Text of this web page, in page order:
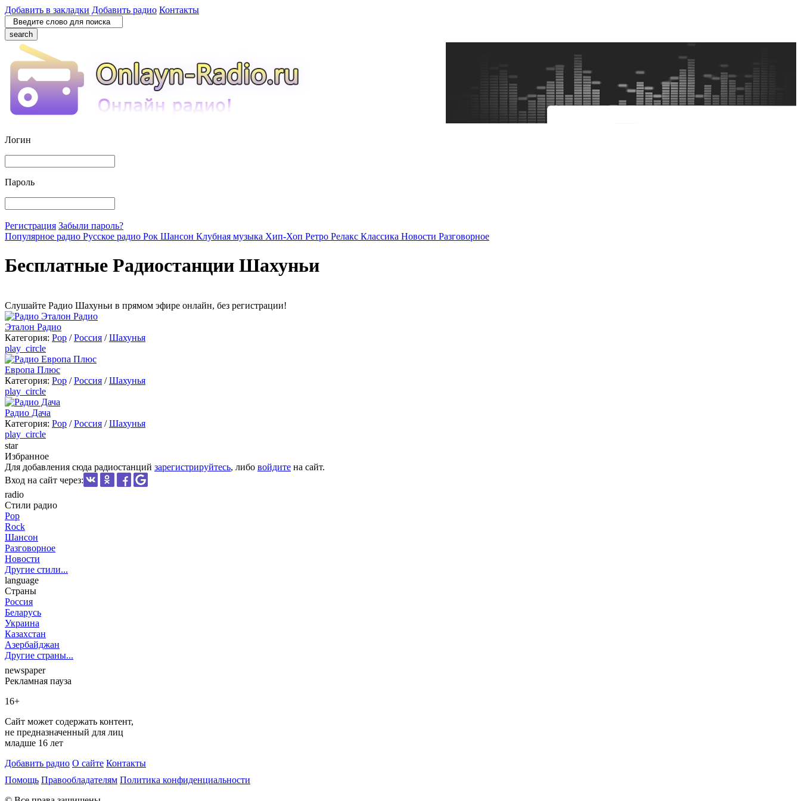
Добавить в закладки Добавить радио Контакты
search
Логин
Пароль
Регистрация Забыли пароль?
Популярное радио Русское радио Рок Шансон Клубная музыка Хип-Хоп Ретро Релакс Классика Новости Разговорное
Бесплатные Радиостанции Шахуньи
Cлушайте Радио Шахуньи в прямом эфире онлайн, без регистрации!
Эталон Радио
Категория: Pop /Россия /Шахунья
play_circle
Европа Плюс
Категория: Pop /Россия /Шахунья
play_circle
Радио Дача
Категория: Pop /Россия /Шахунья
play_circle
star
Избранное
Для добавления сюда радиостанций зарегистрируйтесь, либо войдите на сайт.
Вход на сайт через:
radio
Стили радио
Pop
Rock
Шансон
Разговорное
Новости
Другие стили...
language
Страны
Россия
Беларусь
Украина
Казахстан
Азербайджан
Другие страны...
newspaper
Рекламная пауза
16+
Сайт может содержать контент,
не предназначенный для лиц
младше 16 лет
Добавить радио О сайте Контакты
Помощь Правообладателям Политика конфиденциальности